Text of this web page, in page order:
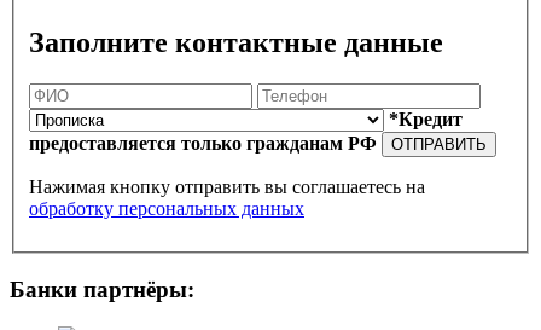
Заполните контактные данные
*Кредит
предоставляется только гражданам РФ
ОТПРАВИТЬ
Нажимая кнопку отправить вы соглашаетесь на
обработку персональных данных
Банки партнёры: